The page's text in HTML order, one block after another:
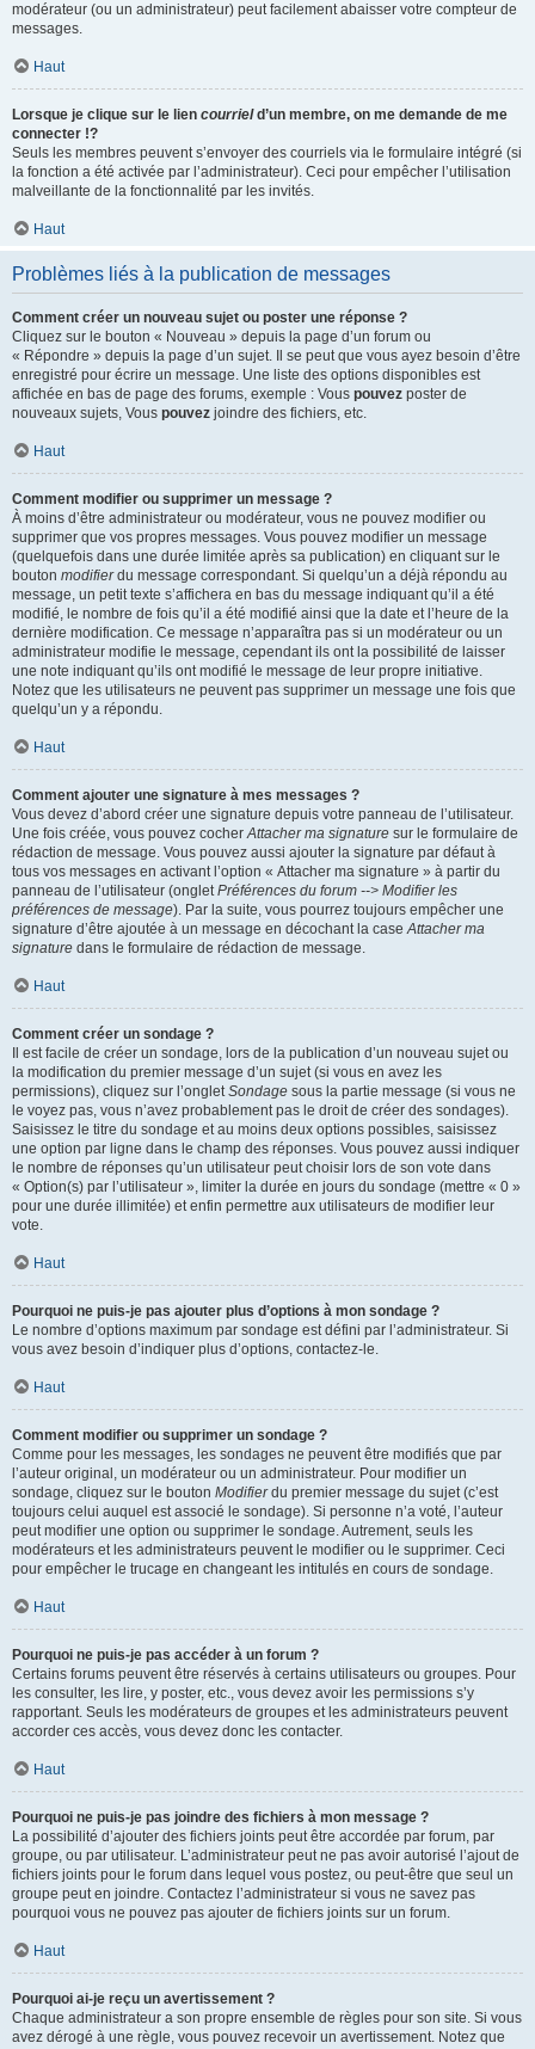
modérateur (ou un administrateur) peut facilement abaisser votre compteur de
messages.
Haut
Lorsque je clique sur le lien courrield’un membre, on me demande de me
connecter !?
Seuls les membres peuvent s’envoyer des courriels via le formulaire intégré (si
la fonction a été activée par l’administrateur). Ceci pour empêcher l’utilisation
malveillante de la fonctionnalité par les invités.
Haut
Problèmes liés à la publication de messages
Comment créer un nouveau sujet ou poster une réponse ?
Cliquez sur le bouton « Nouveau » depuis la page d’un forum ou
« Répondre » depuis la page d’un sujet. Il se peut que vous ayez besoin d’être
enregistré pour écrire un message. Une liste des options disponibles est
affichée en bas de page des forums, exemple : Vous pouvez poster de
nouveaux sujets, Vous pouvez joindre des fichiers, etc.
Haut
Comment modifier ou supprimer un message ?
À moins d’être administrateur ou modérateur, vous ne pouvez modifier ou
supprimer que vos propres messages. Vous pouvez modifier un message
(quelquefois dans une durée limitée après sa publication) en cliquant sur le
bouton modifierdu message correspondant. Si quelqu’un a déjà répondu au
message, un petit texte s’affichera en bas du message indiquant qu’il a été
modifié, le nombre de fois qu’il a été modifié ainsi que la date et l’heure de la
dernière modification. Ce message n’apparaîtra pas si un modérateur ou un
administrateur modifie le message, cependant ils ont la possibilité de laisser
une note indiquant qu’ils ont modifié le message de leur propre initiative.
Notez que les utilisateurs ne peuvent pas supprimer un message une fois que
quelqu’un y a répondu.
Haut
Comment ajouter une signature à mes messages ?
Vous devez d’abord créer une signature depuis votre panneau de l’utilisateur.
Une fois créée, vous pouvez cocherAttacher ma signature sur le formulaire de
rédaction de message. Vous pouvez aussi ajouter la signature par défaut à
tous vos messages en activant l’option « Attacher ma signature » à partir du
panneau de l’utilisateur (ongletPréférences du forum --> Modifier les
préférences de message). Par la suite, vous pourrez toujours empêcher une
signature d’être ajoutée à un message en décochant la caseAttacher ma
signature dans le formulaire de rédaction de message.
Haut
Comment créer un sondage ?
Il est facile de créer un sondage, lors de la publication d’un nouveau sujet ou
la modification du premier message d’un sujet (si vous en avez les
permissions), cliquez sur l’ongletSondage sous la partie message (si vous ne
le voyez pas, vous n’avez probablement pas le droit de créer des sondages).
Saisissez le titre du sondage et au moins deux options possibles, saisissez
une option par ligne dans le champ des réponses. Vous pouvez aussi indiquer
le nombre de réponses qu’un utilisateur peut choisir lors de son vote dans
« Option(s) par l’utilisateur », limiter la durée en jours du sondage (mettre « 0 »
pour une durée illimitée) et enfin permettre aux utilisateurs de modifier leur
vote.
Haut
Pourquoi ne puis-je pas ajouter plus d’options à mon sondage ?
Le nombre d’options maximum par sondage est défini par l’administrateur. Si
vous avez besoin d’indiquer plus d’options, contactez-le.
Haut
Comment modifier ou supprimer un sondage ?
Comme pour les messages, les sondages ne peuvent être modifiés que par
l’auteur original, un modérateur ou un administrateur. Pour modifier un
sondage, cliquez sur le bouton Modifierdu premier message du sujet (c’est
toujours celui auquel est associé le sondage). Si personne n’a voté, l’auteur
peut modifier une option ou supprimer le sondage. Autrement, seuls les
modérateurs et les administrateurs peuvent le modifier ou le supprimer. Ceci
pour empêcher le trucage en changeant les intitulés en cours de sondage.
Haut
Pourquoi ne puis-je pas accéder à un forum ?
Certains forums peuvent être réservés à certains utilisateurs ou groupes. Pour
les consulter, les lire, y poster, etc., vous devez avoir les permissions s’y
rapportant. Seuls les modérateurs de groupes et les administrateurs peuvent
accorder ces accès, vous devez donc les contacter.
Haut
Pourquoi ne puis-je pas joindre des fichiers à mon message ?
La possibilité d’ajouter des fichiers joints peut être accordée par forum, par
groupe, ou par utilisateur. L’administrateur peut ne pas avoir autorisé l’ajout de
fichiers joints pour le forum dans lequel vous postez, ou peut-être que seul un
groupe peut en joindre. Contactez l’administrateur si vous ne savez pas
pourquoi vous ne pouvez pas ajouter de fichiers joints sur un forum.
Haut
Pourquoi ai-je reçu un avertissement ?
Chaque administrateur a son propre ensemble de règles pour son site. Si vous
avez dérogé à une règle, vous pouvez recevoir un avertissement. Notez que